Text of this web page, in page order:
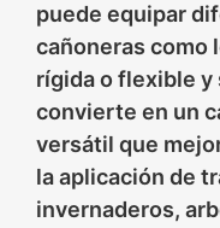
puede equipar
cañoneras como
rígida o flexible y
convierte en un
versátil que
la aplicación de
invernaderos,